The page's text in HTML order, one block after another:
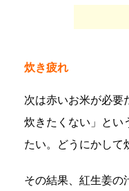
炊き疲れ
次は赤いお米が必要
炊きたくない」とい
たい。どうにかして
その結果、紅生姜の